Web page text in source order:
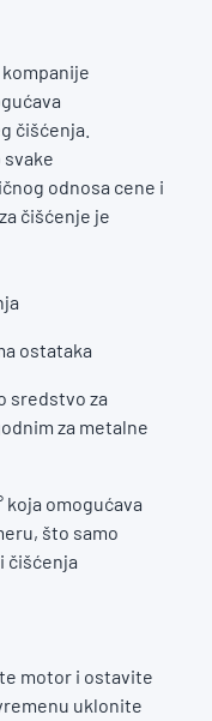
čišćenja.
svake
odnosa cene i
čišćenje je
ostataka
sredstvo za
za metalne
koja omogućava
što samo
čišćenja
motor i ostavite
uklonite